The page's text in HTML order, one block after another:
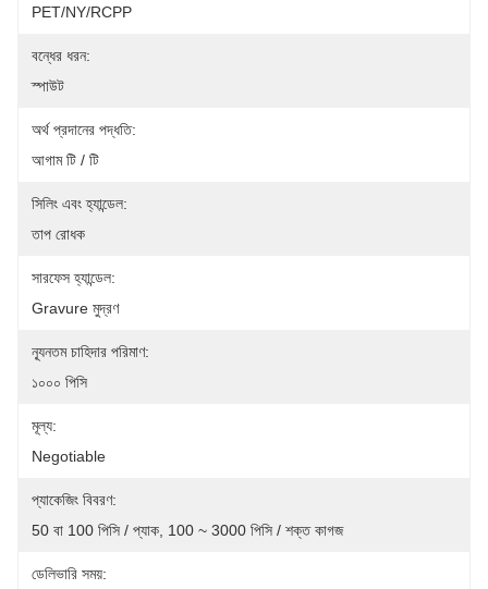
PET/NY/RCPP
বন্ধের ধরন:
স্পাউট
অর্থ প্রদানের পদ্ধতি:
আগাম টি / টি
সিলিং এবং হ্যান্ডেল:
তাপ রোধক
সারফেস হ্যান্ডেল:
Gravure মুদ্রণ
ন্যূনতম চাহিদার পরিমাণ:
১০০০ পিসি
মূল্য:
Negotiable
প্যাকেজিং বিবরণ:
50 বা 100 পিসি / প্যাক, 100 ~ 3000 পিসি / শক্ত কাগজ
ডেলিভারি সময়: